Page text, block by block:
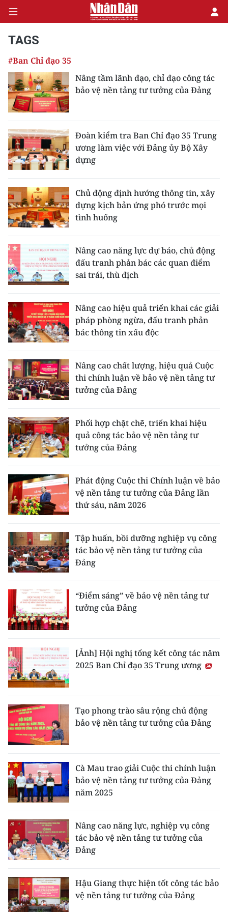
CHÍNH TRỊ
KINH TẾ
XÃ HỘI
PHÁP LUẬT
DU LỊCH
THẾ GIỚI
GIÁO DỤC
KHOA HỌC - CÔNG NGHỆ
MÔI TRƯỜNG
BẠN ĐỌC
KIỂM CHỨNG THÔNG TIN
54 DÂN TỘC VIỆT NAM
CHƯƠNG TRÌNH OCOP - MỖI XÃ
MỘT SẢN PHẨM
RADIO
MEDIA CENTER
E-Magazine
Video
Media Chính trị
Media Kinh tế
Media Xã hội
Media Pháp luật
Media Du lịch
Media Thế giới
Media Giáo dục
Media Y tế
Media Khoa học - Công nghệ
Media Môi trường
Infographic
TAGS
#Ban Chỉ đạo 35
Nâng tầm lãnh đạo, chỉ đạo công tác
bảo vệ nền tảng tư tưởng của Đảng
Đoàn kiểm tra Ban Chỉ đạo 35 Trung
ương làm việc với Đảng ủy Bộ Xây
dựng
Chủ động định hướng thông tin, xây
dựng kịch bản ứng phó trước mọi
tình huống
Nâng cao năng lực dự báo, chủ động
đấu tranh phản bác các quan điểm
sai trái, thù địch
Nâng cao hiệu quả triển khai các giải
pháp phòng ngừa, đấu tranh phản
bác thông tin xấu độc
Nâng cao chất lượng, hiệu quả Cuộc
thi chính luận về bảo vệ nền tảng tư
tưởng của Đảng
Phối hợp chặt chẽ, triển khai hiệu
quả công tác bảo vệ nền tảng tư
tưởng của Đảng
Phát động Cuộc thi Chính luận về bảo
vệ nền tảng tư tưởng của Đảng lần
thứ sáu, năm 2026
Tập huấn, bồi dưỡng nghiệp vụ công
tác bảo vệ nền tảng tư tưởng của
Đảng
“Điểm sáng” về bảo vệ nền tảng tư
tưởng của Đảng
[Ảnh] Hội nghị tổng kết công tác năm
2025 Ban Chỉ đạo 35 Trung ương
Tạo phong trào sâu rộng chủ động
bảo vệ nền tảng tư tưởng của Đảng
Cà Mau trao giải Cuộc thi chính luận
bảo vệ nền tảng tư tưởng của Đảng
năm 2025
Nâng cao năng lực, nghiệp vụ công
tác bảo vệ nền tảng tư tưởng của
Đảng
Hậu Giang thực hiện tốt công tác bảo
vệ nền tảng tư tưởng của Đảng